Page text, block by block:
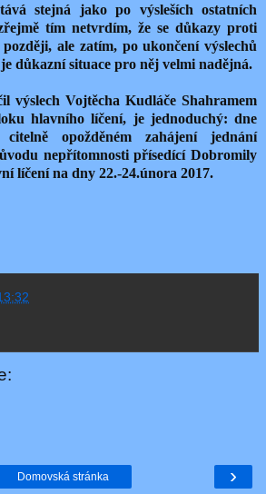
stejná jako po výsleších ostatních
tím netvrdím, že se důkazy proti
ale zatím, po ukončení výslechů
důkazní situace pro něj velmi nadějná.
výslech Vojtěcha Kudláče Shahramem
hlavního líčení, je jednoduchý: dne
opožděném zahájení jednání
nepřítomnosti přísedící Dobromily
líčení na dny 22.-24.února 2017.
›
Domovská stránka